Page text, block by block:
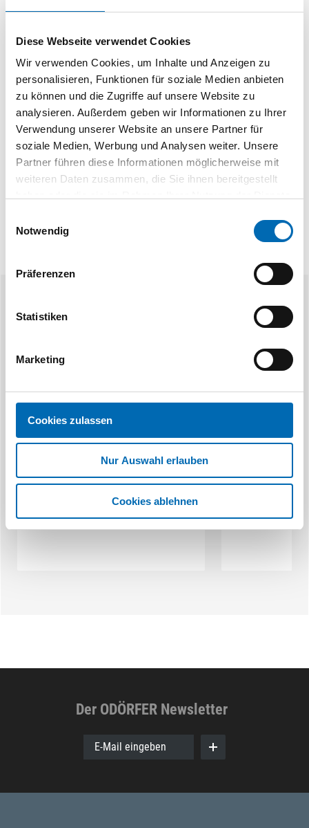
Diese Webseite verwendet Cookies
Wir verwenden Cookies, um Inhalte und Anzeigen zu
personalisieren, Funktionen für soziale Medien anbieten
zu können und die Zugriffe auf unsere Website zu
analysieren. Außerdem geben wir Informationen zu Ihrer
Verwendung unserer Website an unsere Partner für
soziale Medien, Werbung und Analysen weiter. Unsere
Partner führen diese Informationen möglicherweise mit
weiteren Daten zusammen, die Sie ihnen bereitgestellt
Notwendig
Präferenzen
Statistiken
Marketing
Cookies zulassen
Nur Auswahl erlauben
Cookies ablehnen
SE032282| 1-393-0821
Technische Daten
Türabsenkdichtung
Planet
Absenkdichtung Modell HS-RD
28 Ausführungen
15/30
7
Der ODÖRFER Newsletter
E-Mail eingeben